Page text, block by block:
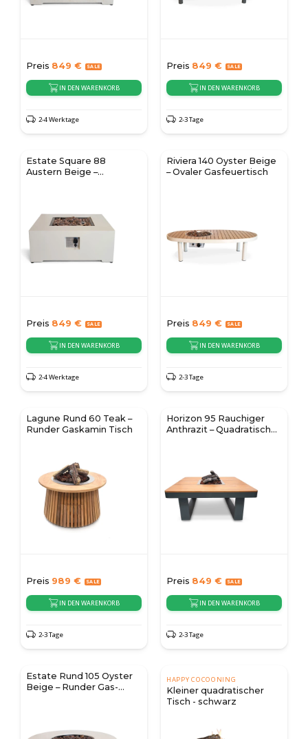
Preis 849 €
IN DEN WARENKORB
2-4 Werktage
Preis 849 €
IN DEN WARENKORB
2-3 Tage
Estate Square 88
Austern Beige –
Preis 849 €
IN DEN WARENKORB
2-4 Werktage
Riviera 140 Oyster Beige
– Ovaler Gasfeuertisch
Preis 849 €
IN DEN WARENKORB
2-3 Tage
Lagune Rund 60 Teak –
Runder Gaskamin Tisch
Preis 989 €
IN DEN WARENKORB
2-3 Tage
Horizon 95 Rauchiger
Anthrazit – Quadratischer
Preis 849 €
IN DEN WARENKORB
2-3 Tage
Estate Rund 105 Oyster
Beige – Runder Gas-
HAPPY COCOONING
Kleiner quadratischer
Tisch - schwarz